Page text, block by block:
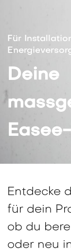
Für
Deine
Entdecke
für dein
ob du
oder neu